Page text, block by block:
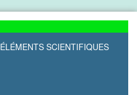
ÉLÉMENTS SCIENTIFIQUES